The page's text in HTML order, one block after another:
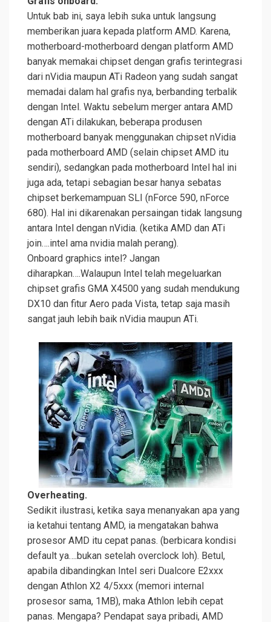
Untuk bab ini, saya lebih suka untuk langsung
memberikan juara kepada platform AMD. Karena,
motherboard-motherboard dengan platform AMD
banyak memakai chipset dengan grafis terintegrasi
dari nVidia maupun ATi Radeon yang sudah sangat
memadai dalam hal grafis nya, berbanding terbalik
dengan Intel. Waktu sebelum merger antara AMD
dengan ATi dilakukan, beberapa produsen
motherboard banyak menggunakan chipset nVidia
pada motherboard AMD (selain chipset AMD itu
sendiri), sedangkan pada motherboard Intel hal ini
juga ada, tetapi sebagian besar hanya sebatas
chipset berkemampuan SLI (nForce 590, nForce
680). Hal ini dikarenakan persaingan tidak langsung
antara Intel dengan nVidia. (ketika AMD dan ATi
join….intel ama nvidia malah perang).
Onboard graphics intel? Jangan
diharapkan….Walaupun Intel telah megeluarkan
chipset grafis GMA X4500 yang sudah mendukung
DX10 dan fitur Aero pada Vista, tetap saja masih
sangat jauh lebih baik nVidia maupun ATi.
Overheating.
Sedikit ilustrasi, ketika saya menanyakan apa yang
ia ketahui tentang AMD, ia mengatakan bahwa
prosesor AMD itu cepat panas. (berbicara kondisi
default ya….bukan setelah overclock loh). Betul,
apabila dibandingkan Intel seri Dualcore E2xxx
dengan Athlon X2 4/5xxx (memori internal
prosesor sama, 1MB), maka Athlon lebih cepat
panas. Mengapa? Pendapat saya pribadi, AMD